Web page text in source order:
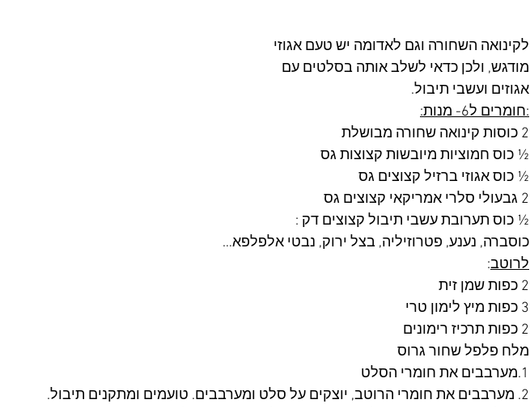
לקינואה השחורה וגם לאדומה יש טעם אגוזי
מודגש, ולכן כדאי לשלב אותה בסלטים עם
אגוזים ועשבי תיבול.
:חומרים ל6- מנות:
2 כוסות קינואה שחורה מבושלת
½ כוס חמוציות מיובשות קצוצות גס
½ כוס אגוזי ברזיל קצוצים גס
2 גבעולי סלרי אמריקאי קצוצים גס
½ כוס תערובת עשבי תיבול קצוצים דק :
כוסברה, נענע, פטרוזיליה, בצל ירוק, נבטי אלפלפא…
לרוטב:
2 כפות שמן זית
3 כפות מיץ לימון טרי
2 כפות תרכיז רימונים
מלח פלפל שחור גרוס
1.מערבבים את חומרי הסלט
2. מערבבים את חומרי הרוטב, יוצקים על סלט ומערבבים. טועמים ומתקנים תיבול.